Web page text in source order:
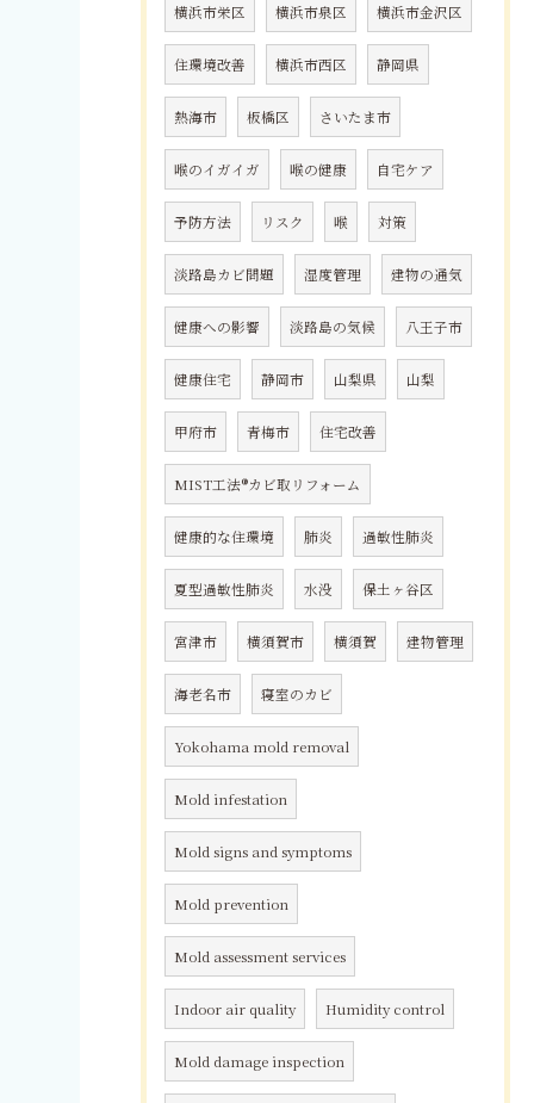
横浜市栄区 横浜市泉区 横浜市金沢区
住環境改善 横浜市西区 静岡県
熱海市 板橋区 さいたま市
喉のイガイガ 喉の健康 自宅ケア
予防方法 リスク 喉 対策
淡路島カビ問題 湿度管理 建物の通気
健康への影響 淡路島の気候 八王子市
健康住宅 静岡市 山梨県 山梨
甲府市 青梅市 住宅改善
MIST工法®カビ取リフォーム
健康的な住環境 肺炎 過敏性肺炎
夏型過敏性肺炎 水没 保土ヶ谷区
宮津市 横須賀市 横須賀 建物管理
海老名市 寝室のカビ
Yokohama mold removal
Mold infestation
Mold signs and symptoms
Mold prevention
Mold assessment services
Indoor air quality Humidity control
Mold damage inspection